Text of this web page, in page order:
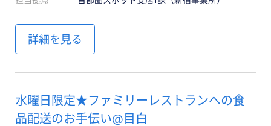
詳細を見る
水曜日限定★ファミリーレストランへの食
品配送のお手伝い@目白